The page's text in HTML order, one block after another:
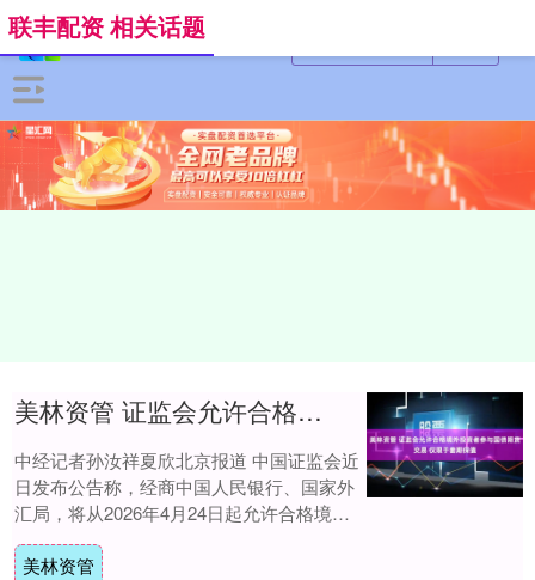
联丰配资 相关话题
美林资管 证监会允许合格境外投资者参与国债期货交易 仅限于套期保值
中经记者孙汝祥夏欣北京报道 中国证监会近
日发布公告称，经商中国人民银行、国家外
汇局，将从2026年4月24日起允许合格境外
投资者参与国债期货交易，交易目的限于
套....
美林资管